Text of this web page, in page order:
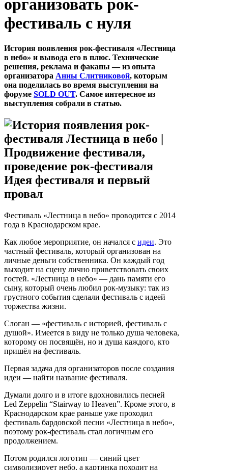
организовать рок-
фестиваль с нуля
История появления рок-фестиваля «Лестница
в небо» и вывода его в плюс. Технические
решения, реклама и факапы — из опыта
организатора Анны Слитниковой, которым
она поделилась во время выступления на
форуме SOLD OUT. Самое интересное из
выступления собрали в статью.
Идея фестиваля и первый
провал
Фестиваль «Лестница в небо» проводится с 2014
года в Краснодарском крае.
Как любое мероприятие, он начался с идеи. Это
частный фестиваль, который организован на
личные деньги собственника. Он каждый год
выходит на сцену лично приветствовать своих
гостей. «Лестница в небо» — дань памяти его
сыну, который очень любил рок-музыку: так из
грустного события сделали фестиваль с идеей
торжества жизни.
Слоган — «фестиваль с историей, фестиваль с
душой». Имеется в виду не только душа человека,
которому он посвящён, но и душа каждого, кто
пришёл на фестиваль.
Первая задача для организаторов после создания
идеи — найти название фестиваля.
Думали долго и в итоге вдохновились песней
Led Zeppelin “Stairway to Heaven”. Кроме этого, в
Краснодарском крае раньше уже проходил
фестиваль бардовской песни «Лестница в небо»,
поэтому рок-фестиваль стал логичным его
продолжением.
Потом родился логотип — синий цвет
символизирует небо, а картинка походит на